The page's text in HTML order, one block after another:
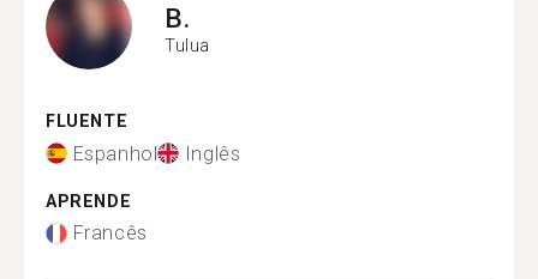
B.
Tulua
FLUENTE
Espanhol Inglês
APRENDE
Francês